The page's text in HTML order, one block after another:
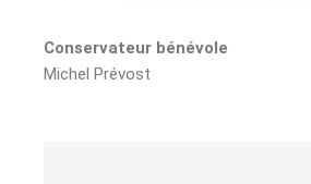
Conservateur bénévole
Michel Prévost